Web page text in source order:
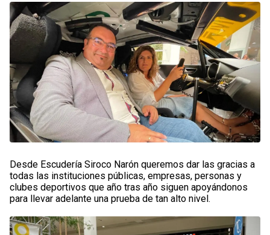
Desde Escudería Siroco Narón queremos dar las gracias a
todas las instituciones públicas, empresas, personas y
clubes deportivos que año tras año siguen apoyándonos
para llevar adelante una prueba de tan alto nivel.​